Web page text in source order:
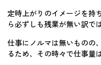
定時上がりのイメージを持
ら必ずしも残業が無い訳で
仕事にノルマは無いものの
るため、その時々で仕事量